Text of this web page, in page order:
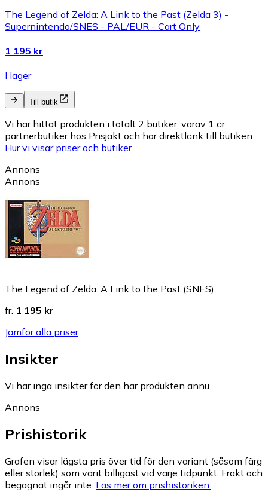
The Legend of Zelda: A Link to the Past (Zelda 3) -
Supernintendo/SNES - PAL/EUR - Cart Only
1 195 kr
I lager
Till butik
Vi har hittat produkten i totalt 2 butiker, varav 1 är
partnerbutiker hos Prisjakt och har direktlänk till butiken.
Hur vi visar priser och butiker.
Annons
Annons
The Legend of Zelda: A Link to the Past (SNES)
fr. 1 195 kr
Jämför alla priser
Insikter
Vi har inga insikter för den här produkten ännu.
Annons
Prishistorik
Grafen visar lägsta pris över tid för den variant (såsom färg
eller storlek) som varit billigast vid varje tidpunkt. Frakt och
begagnat ingår inte. Läs mer om prishistoriken.